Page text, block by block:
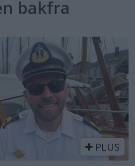
bakfra
PLUS